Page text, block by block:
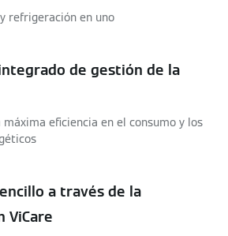
refrigeración en uno
de gestión de la
máxima eficiencia en el consumo y los
a través de la
ViCare